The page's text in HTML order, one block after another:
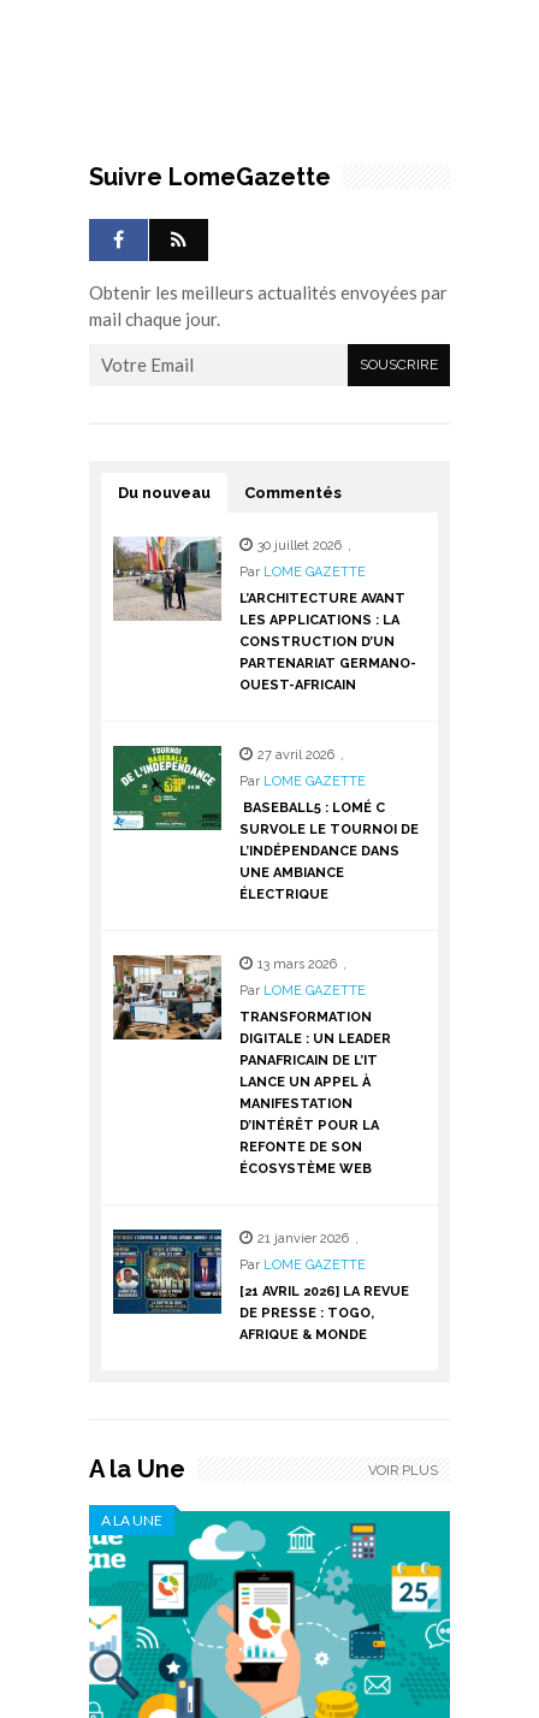
Suivre LomeGazette
Obtenir les meilleurs actualités envoyées par
mail chaque jour.
Du nouveau Commentés
30 juillet 2026 ,
Par LOME GAZETTE
L’ARCHITECTURE AVANT
LES APPLICATIONS : LA
CONSTRUCTION D’UN
PARTENARIAT GERMANO-
OUEST-AFRICAIN
27 avril 2026 ,
Par LOME GAZETTE
BASEBALL5 : LOMÉ C
SURVOLE LE TOURNOI DE
L’INDÉPENDANCE DANS
UNE AMBIANCE
ÉLECTRIQUE
13 mars 2026 ,
Par LOME GAZETTE
TRANSFORMATION
DIGITALE : UN LEADER
PANAFRICAIN DE L’IT
LANCE UN APPEL À
MANIFESTATION
D’INTÉRÊT POUR LA
REFONTE DE SON
ÉCOSYSTÈME WEB
21 janvier 2026 ,
Par LOME GAZETTE
[21 AVRIL 2026] LA REVUE
DE PRESSE : TOGO,
AFRIQUE & MONDE
A la Une
A LA UNE
VOIR PLUS